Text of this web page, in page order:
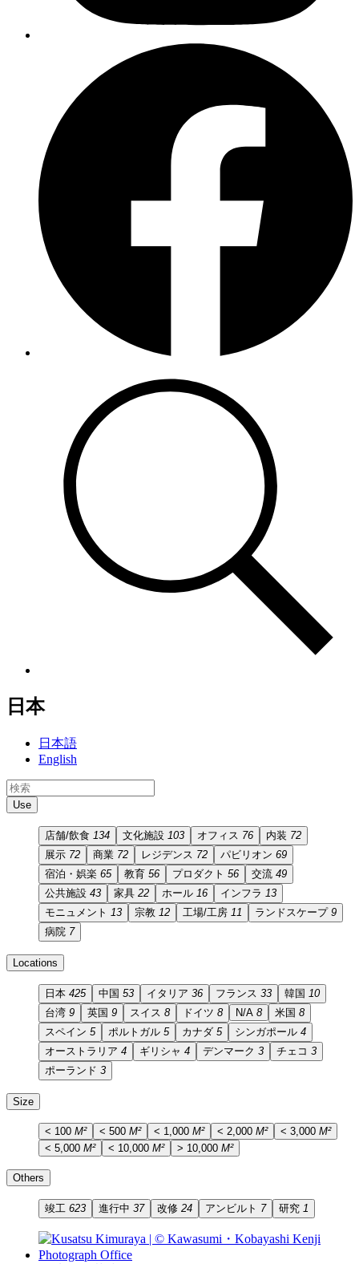
日本
日本語
English
Use
店舗/飲食 134 文化施設 103 オフィス 76 内装 72
展示 72 商業 72 レジデンス 72 パビリオン 69
宿泊・娯楽 65 教育 56 プロダクト 56 交流 49
公共施設 43 家具 22 ホール 16 インフラ 13
モニュメント 13 宗教 12 工場/工房 11 ランドスケープ 9
病院 7
Locations
日本 425 中国 53 イタリア 36 フランス 33 韓国 10
台湾 9 英国 9 スイス 8 ドイツ 8 N/A 8 米国 8
スペイン 5 ポルトガル 5 カナダ 5 シンガポール 4
オーストラリア 4 ギリシャ 4 デンマーク 3 チェコ 3
ポーランド 3
Size
< 100 M² < 500 M² < 1,000 M² < 2,000 M² < 3,000 M²
< 5,000 M² < 10,000 M² > 10,000 M²
Others
竣工 623 進行中 37 改修 24 アンビルト 7 研究 1